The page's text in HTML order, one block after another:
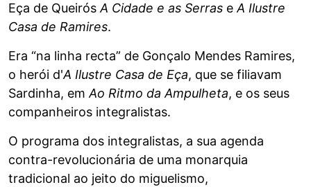
Eça de Queirós A Cidade e as Serras e A Ilustre
Casa de Ramires.
Era “na linha recta” de Gonçalo Mendes Ramires,
o herói d'A Ilustre Casa de Eça, que se filiavam
Sardinha, em Ao Ritmo da Ampulheta, e os seus
companheiros integralistas.
O programa dos integralistas, a sua agenda
contra-revolucionária de uma monarquia
tradicional ao jeito do miguelismo,